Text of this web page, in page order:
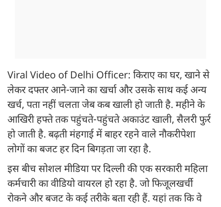
Viral Video of Delhi Officer: किराए का घर, खाने से
लेकर दफ्तर आने-जाने का खर्चा और उसके साथ कई अन्य
खर्च, पता नहीं चलता जेब कब खाली हो जाती है. महीने के
आखिरी हफ्ते तक पहुंचते-पहुंचते अकाउंट खाली, सैलरी फुर्र
हो जाती है. बढ़ती मंहगाई में बाहर रहने वाले नौकरीपेशा
लोगों का बजट हर दिन बिगड़ता जा रहा है.
इस बीच सोशल मीडिया पर दिल्ली की एक सरकारी महिला
कर्मचारी का वीडियो वायरल हो रहा है. जो फिजूलखर्ची
रोकने और बजट के कई तरीके बता रही हैं. यहां तक कि वे